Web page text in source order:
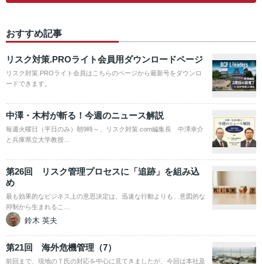
おすすめ記事
リスク対策.PROライト会員用ダウンロードページ
リスク対策.PROライト会員はこちらのページから最新号をダウンロ
ードできます。
中澤・木村が斬る！今週のニュース解説
毎週火曜日（平日のみ）朝9時～、リスク対策.com編集長 中澤幸介
と兵庫県立大学教授…
第26回 リスク管理プロセスに「追跡」を組み込
め
最も効果的なビジネス上の意思決定は、迅速な行動よりも、意図的な
抑制から生まれるこ…
鈴木 英夫
第21回 海外危機管理（7）
前回まで、現地のＴ氏の対応を中心に見てきましたが、今回は本社及